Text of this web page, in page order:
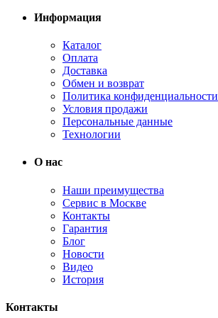
Информация
Каталог
Оплата
Доставка
Обмен и возврат
Политика конфиденциальности
Условия продажи
Персональные данные
Технологии
О нас
Наши преимущества
Сервис в Москве
Контакты
Гарантия
Блог
Новости
Видео
История
Контакты